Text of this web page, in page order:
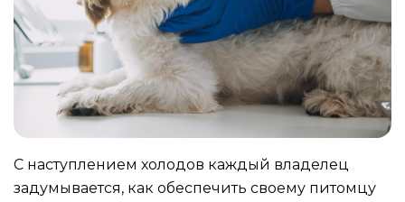
С наступлением холодов каждый владелец
задумывается, как обеспечить своему питомцу